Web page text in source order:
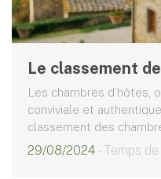
Le classement
Les chambres d’hôtes,
conviviale et
classement des
29/08/2024 - Temps